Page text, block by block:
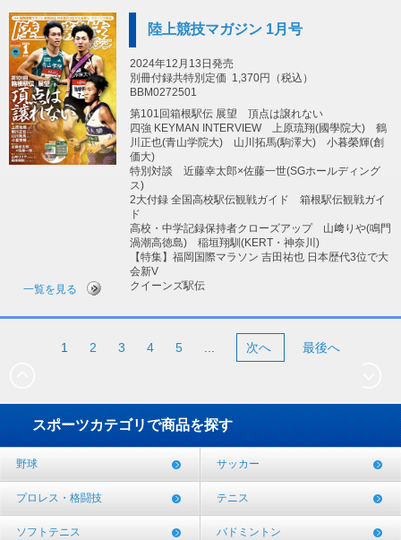
陸上競技マガジン 1月号
2024年12月13日発売
別冊付録共特別定価 1,370円（税込）
BBM0272501
第101回箱根駅伝 展望 頂点は譲れない
四強 KEYMAN INTERVIEW 上原琉翔(國學院大) 鶴
川正也(青山学院大) 山川拓馬(駒澤大) 小暮榮輝(創
価大)
特別対談 近藤幸太郎×佐藤一世(SGホールディング
ス)
2大付録 全国高校駅伝観戦ガイド 箱根駅伝観戦ガイ
ド
高校・中学記録保持者クローズアップ 山﨑りや(鳴門
渦潮高徳島) 稲垣翔馴(KERT・神奈川)
【特集】福岡国際マラソン 吉田祐也 日本歴代3位で大
会新V
クイーンズ駅伝
一覧を見る
1 2 3 4 5 ... 次へ 最後へ
スポーツカテゴリで商品を探す
野球 サッカー
プロレス・格闘技 テニス
ソフトテニス バドミントン